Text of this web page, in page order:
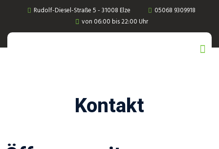
Rudolf-Diesel-Straße 5 - 31008 Elze
05068 9309918
von 06:00 bis 22:00 Uhr
Kontakt